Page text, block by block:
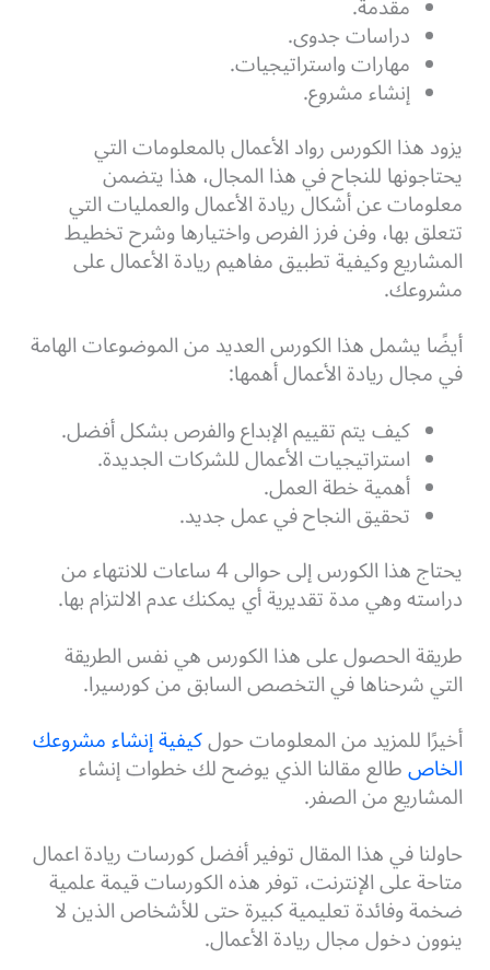
دراسات جدوى.
مهارات واستراتيجيات.
إنشاء مشروع.
يزود هذا الكورس رواد الأعمال بالمعلومات التي
يحتاجونها للنجاح في هذا المجال، هذا يتضمن
معلومات عن أشكال ريادة الأعمال والعمليات التي
تتعلق بها، وفن فرز الفرص واختيارها وشرح تخطيط
المشاريع وكيفية تطبيق مفاهيم ريادة الأعمال على
مشروعك.
أيضًا يشمل هذا الكورس العديد من الموضوعات الهامة
في مجال ريادة الأعمال أهمها:
كيف يتم تقييم الإبداع والفرص بشكل أفضل.
استراتيجيات الأعمال للشركات الجديدة.
أهمية خطة العمل.
تحقيق النجاح في عمل جديد.
يحتاج هذا الكورس إلى حوالى 4 ساعات للانتهاء من
دراسته وهي مدة تقديرية أي يمكنك عدم الالتزام بها.
طريقة الحصول على هذا الكورس هي نفس الطريقة
التي شرحناها في التخصص السابق من كورسيرا.
أخيرًا للمزيد من المعلومات حولكيفية إنشاء مشروعك
الخاصطالع مقالنا الذي يوضح لك خطوات إنشاء
المشاريع من الصفر.
حاولنا في هذا المقال توفير أفضل كورسات ريادة اعمال
متاحة على الإنترنت، توفر هذه الكورسات قيمة علمية
ضخمة وفائدة تعليمية كبيرة حتى للأشخاص الذين لا
ينوون دخول مجال ريادة الأعمال.